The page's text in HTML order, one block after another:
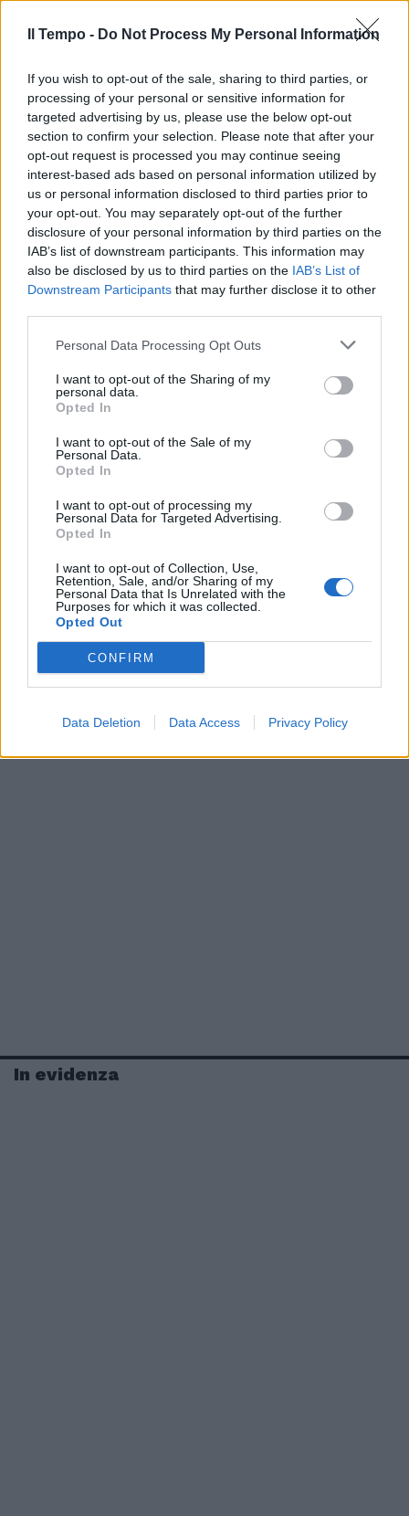
Il Tempo - Do Not Process My Personal Information
If you wish to opt-out of the sale, sharing to third parties, or
processing of your personal or sensitive information for
targeted advertising by us, please use the below opt-out
section to confirm your selection. Please note that after your
opt-out request is processed you may continue seeing
interest-based ads based on personal information utilized by
us or personal information disclosed to third parties prior to
your opt-out. You may separately opt-out of the further
disclosure of your personal information by third parties on the
IAB’s list of downstream participants. This information may
also be disclosed by us to third parties on the IAB’s List of
Downstream Participants that may further disclose it to other
Personal Data Processing Opt Outs
I want to opt-out of the Sharing of my
personal data.
Opted In
I want to opt-out of the Sale of my
Personal Data.
Opted In
I want to opt-out of processing my
Personal Data for Targeted Advertising.
Opted In
I want to opt-out of Collection, Use,
Retention, Sale, and/or Sharing of my
Personal Data that Is Unrelated with the
Purposes for which it was collected.
Opted Out
CONFIRM
Data Deletion Data Access Privacy Policy
In evidenza